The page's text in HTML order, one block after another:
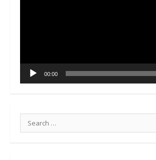
00:00
Search
for: